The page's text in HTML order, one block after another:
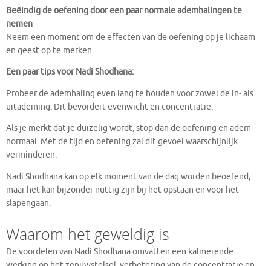
Beëindig de oefening door een paar normale ademhalingen te
nemen
Neem een moment om de effecten van de oefening op je lichaam
en geest op te merken.
Een paar tips voor Nadi Shodhana:
Probeer de ademhaling even lang te houden voor zowel de in- als
uitademing. Dit bevordert evenwicht en concentratie.
Als je merkt dat je duizelig wordt, stop dan de oefening en adem
normaal. Met de tijd en oefening zal dit gevoel waarschijnlijk
verminderen.
Nadi Shodhana kan op elk moment van de dag worden beoefend,
maar het kan bijzonder nuttig zijn bij het opstaan en voor het
slapengaan.
Waarom het geweldig is
De voordelen van Nadi Shodhana omvatten een kalmerende